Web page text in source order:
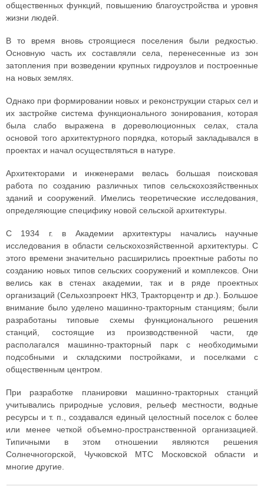
общественных функций, повышению благоустройства и уровня
жизни людей.
В то время вновь строящиеся поселения были редкостью.
Основную часть их составляли села, перенесенные из зон
затопления при возведении крупных гидроузлов и построенные
на новых землях.
Однако при формировании новых и реконструкции старых сел и
их застройке система функционального зонирования, которая
была слабо выражена в дореволюционных селах, стала
основой того архитектурного порядка, который закладывался в
проектах и начал осуществляться в натуре.
Архитекторами и инженерами велась большая поисковая
работа по созданию различных типов сельскохозяйственных
зданий и сооружений. Имелись теоретические исследования,
определяющие специфику новой сельской архитектуры.
С 1934 г. в Академии архитектуры начались научные
исследования в области сельскохозяйственной архитектуры. С
этого времени значительно расширились проектные работы по
созданию новых типов сельских сооружений и комплексов. Они
велись как в стенах академии, так и в ряде проектных
организаций (Сельхозпроект НКЗ, Тракторцентр и др.). Большое
внимание было уделено машинно-тракторным станциям; были
разработаны типовые схемы функционального решения
станций, состоящие из производственной части, где
располагался машинно-тракторный парк с необходимыми
подсобными и складскими постройками, и поселками с
общественным центром.
При разработке планировки машинно-тракторных станций
учитывались природные условия, рельеф местности, водные
ресурсы и т. п., создавался единый целостный поселок с более
или менее четкой объемно-пространственной организацией.
Типичными в этом отношении являются решения
Солнечногорской, Чучковской МТС Московской области и
многие другие.